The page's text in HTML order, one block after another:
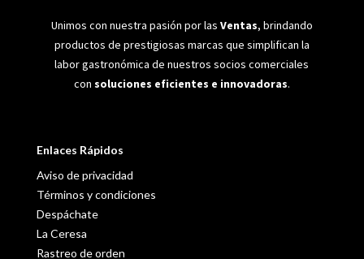
Unimos con nuestra pasión por las Ventas, brindando
productos de prestigiosas marcas que simplifican la
labor gastronómica de nuestros socios comerciales
con soluciones eficientes e innovadoras.
Enlaces Rápidos
Aviso de privacidad
Términos y condiciones
Despáchate
La Ceresa
Rastreo de orden